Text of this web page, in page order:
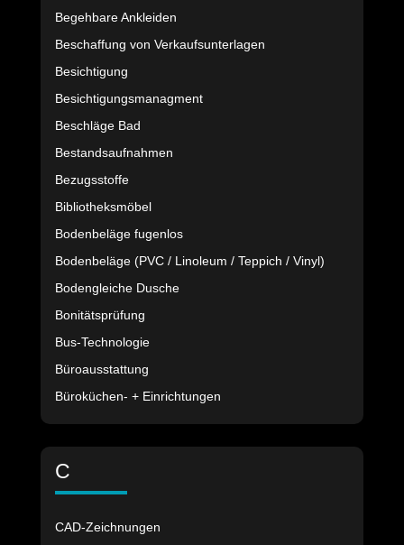
Begehbare Ankleiden
Beschaffung von Verkaufsunterlagen
Besichtigung
Besichtigungsmanagment
Beschläge Bad
Bestandsaufnahmen
Bezugsstoffe
Bibliotheksmöbel
Bodenbeläge fugenlos
Bodenbeläge (PVC / Linoleum / Teppich / Vinyl)
Bodengleiche Dusche
Bonitätsprüfung
Bus-Technologie
Büroausstattung
Büroküchen- + Einrichtungen
C
CAD-Zeichnungen